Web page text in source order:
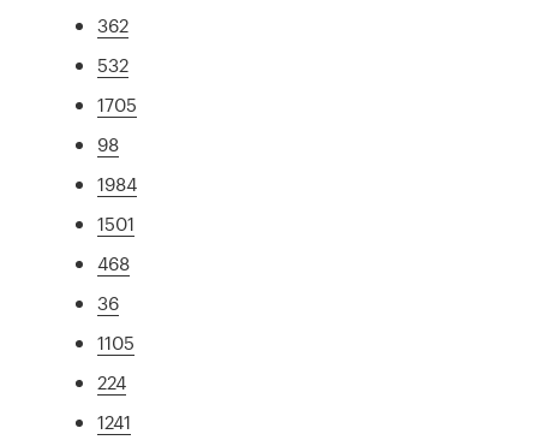
362
532
1705
98
1984
1501
468
36
1105
224
1241